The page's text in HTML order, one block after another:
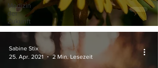
Medizin
der
Zukunft
Sabine Stix
25. Apr. 2021
2 Min. Lesezeit